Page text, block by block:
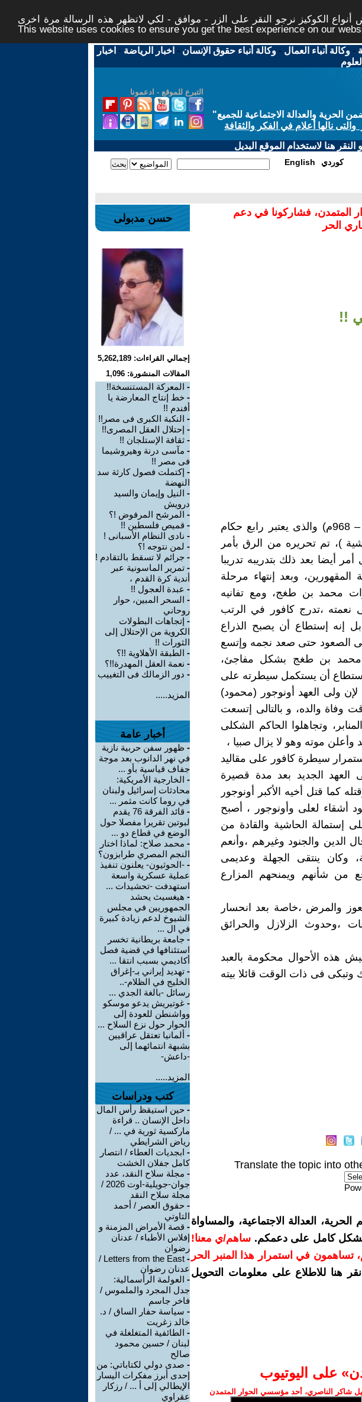
الكوكيز نرجو النقر على الزر - موافق - لكي لاتظهر هذه الرسالة مرة اخرى -
This website uses cookies to ensure you get the best experience on our
-وكالة أنباء العمال -وكالة أنباء حقوق الإنسان - اخبار الرياضة - اخبار
التبرع للموقع - ادعمونا
والعدالة الاجتماعية للجميع"
نالها أعلام في الفكر والثقافة
هنا لاستخدام الموقع البديل
English كوردي
المتمدن، فشاركونا في دعم
الحر
!!
كافور الإخشيدي الشهير بكافور الحبشى ( 905م – 968م) والذى يعتبر رابع حكام
)، تم تحريره من الرق بأمر
أيضا بعد ذلك بتدريبه تدريبا
المقهورين، وبعد إنتهاء مرحلة
محمد بن طغج، ومع تفانيه
نعمته ،تدرج كافور في الرتب
إنه إستطاع أن يصبح الذراع
الصعود حتى صعد نجمه وإتسع
محمد بن طغج بشكل مفاجئ،
أن يستكمل سيطرته على
ولى العهد أونوجور (محمود)
وفاة والده، و بالتالى إتسعت
وتجاهلوا الحاكم الشكلى
موته وهو لا يزال صبيا ،
سيطرة كافور على مقاليد
الجديد بعد مدة قصيرة
كما قتل أخيه الأكبر أونوجور
أشقاء لعلى وأونوجور ، أصبح
الحاشية والقادة من
الدين والجنود وغيرهم ،وأنعم
وكان ينتقى الجهلة وعديمى
من شأنهم ويمنحهم المزارع
والمرض ،خاصة بعد انحسار
،وحدوث الزلازل والحرائق
هذه الأحوال محكومة بالعبد
فى ذات الوقت قائلا بيته
Translate the topic into
العدالة الاجتماعية، والمساواة
بشكل كامل على دعمكم. ساهم/ي معنا!
تساهمون في استمرار هذا المنبر الحر
انقر هنا للاطلاع على معلومات التحويل
على اليوتيوب
شاكر الناصري، أحد مؤسسي الحوار المتمدن
حسن مدبولى
إجمالي القراءات: 5,262,189
المقالات المنشورة: 1,096
- المعركة المستنسخة!!
- خط إنتاج المعارضة يا
أفندم !!
- النكبة الكبرى فى مصر!!
- إحتلال العقل المصرى!!
- ثقافة الإستلجان !!
- مآسى درنة وهيروشيما
فى مصر !!
- إكتملت فصول كارثة سد
النهضة
- النيل وإيمان والسيد
درويش
- المرشح المرفوض !؟
- قميص فلسطين !!
- نادى النظام الأسبانى !
- لمن نتوجه !؟
- جرائم لا تسقط بالتقادم !
- تمرير الماسونية عبر
أندية كرة القدم ،
- عبدة العجول !!
- السحر المبين، حوار
روحاني
- إتجاهات البطولات
الكروية من الإحتلال إلى
الثورات !!
- الطبقة الأهلاوية !!؟
- نعمة العقل المهدرة!!؟
- دور الزمالك فى التغييب
المزيد.....
أخبار عامة
- ظهور سفن حربية نازية
في نهر الدانوب بعد موجة
جفاف قياسية بأو ...
- الخارجية الأمريكية:
محادثات إسرائيل ولبنان
في روما كانت مثمر ...
-
قائد الفرقة 76 يقدم
لبوتين تقريرا مفصلا حول
الوضع في قطاع دو ...
- محمد صلاح: لماذا اختار
النجم المصري طرابزون؟
- -الحوثيون- يعلنون تنفيذ
عملية عسكرية واسعة
استهدفت -تحشيدات ...
- هيغسيث يحشد
الجمهوريين في مجلس
الشيوخ لدعم زيادة كبيرة
في ال ...
- جامعة بريطانية تخسر
استئنافها في قضية فصل
أكاديمي بسبب انتقا ...
- تهديد إيراني بـ-إغراق
الخليج في الظلام-..
رسائل -بالغة الجدي ...
- غوتيريش يدعو موسكو
وواشنطن للعودة إلى
الحوار حول نزع السلاح ...
- ألمانيا تعتقل عراقيين
بشبهة انتمائهما إلى
-داعش-
المزيد.....
كتب ودراسات
- حين استيقظ رأس المال
داخل الإنسان .. قراءة
ماركسية ثورية في ... /
رياض الشرايطي
- ابجديات العطاء / انتصار
كامل جفلان الخشت
- مجلة سلاح النقد، عدد
جوان-جويلية-اوت 2026 /
مجلة سلاح النقد
- حقوق العصر / أحمد
التاوتي
- قصة الأمراض المزمنة و
إفلاس الأطباء / عدنان
رضوان
-
Letters from the East /
عدنان رضوان
- العولمة الرأسمالية:
جدل المجرد والملموس /
فاخر جاسم
- سياسة حفار الساق / د.
خالد زغريت
- الطائفية المتغلغلة في
لبنان / حسين محمود
صالح
- صدى دولي لكتاباتي: من
إحدى أبرز مفكرات اليسار
الإيطالي إلى أ ... / رزكار
عقراوي